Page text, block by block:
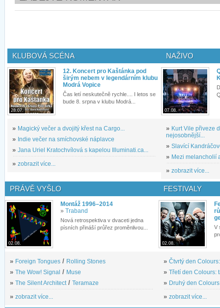
KLUBOVÁ SCÉNA
28.07.
12. Koncert pro Kaštánka pod
širým nebem v legendárním klubu
Modrá Vopice
Čas letí neskutečně rychle.... I letos se
bude 8. srpna v klubu Modrá...
» Magický večer a dvojitý křest na Cargo...
» Indie večer na smíchovské náplavce
» Jana Uriel Kratochvílová s kapelou Illuminati.ca...
» zobrazit více...
NAŽIVO
07.08.
» Kurt Vile přiveze
nejosobnější...
» Slavící
» Mezi melancholií
» zobrazit více...
PRÁVĚ VYŠLO
02.08.
Montáž 1996–2014
» Traband
Nová retrospektiva v dvaceti jedna
písních přináší průřez proměnlivou...
» Foreign Tongues / Rolling Stones
» The Wow! Signal / Muse
» The Silent Architect/ Teramaze
» zobrazit více...
FESTIVALY
02.08.
V
» Čtvrtý den
» Třetí den Colours:
» Druhý den
» zobrazit více...